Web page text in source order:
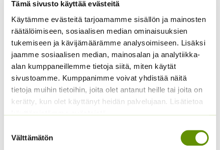
Tämä sivusto käyttää evästeitä
Käytämme evästeitä tarjoamamme sisällön ja mainosten
räätälöimiseen, sosiaalisen median ominaisuuksien
tukemiseen ja kävijämäärämme analysoimiseen. Lisäksi
jaamme sosiaalisen median, mainosalan ja analytiikka-
alan kumppaneillemme tietoja siitä, miten käytät
sivustoamme. Kumppanimme voivat yhdistää näitä
tietoja muihin tietoihin, joita olet antanut heille tai joita on
kerätty, kun olet käyttänyt heidän palvelujaan. Lisätietoa
käyttämistämme evästeistä
valinta
Välttämätön
Kermanvalkoinen, kellertävä keskusta. Sipulin koko
10/12. Kasvin korkeus 30 cm. Yhdessä pakkauksessa 3
kpl sipuleita.
Matalakasvuinen, pienet kukat. Kukkii keskikeväällä,
yhdessä sipulissa voi olla jopa 3-5 kukkaa.
Narsissit ovat monivuotisia. Jokainen sipuli kukkii
useana vuotena muodostaen samalla sivusipuleita.
että ne ehtivät juurtua kunnolla. Narsisseista tulee
komeimpia paikoissa, joissa maa on keväällä kosteaa,